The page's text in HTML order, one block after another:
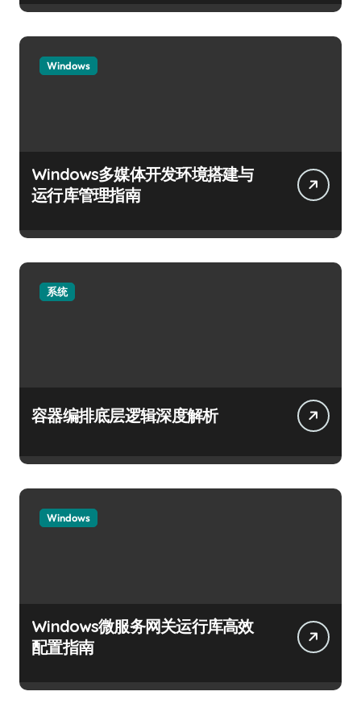
Windows
Windows多媒体开发环境搭建与
运行库管理指南
系统
容器编排底层逻辑深度解析
Windows
Windows微服务网关运行库高效
配置指南